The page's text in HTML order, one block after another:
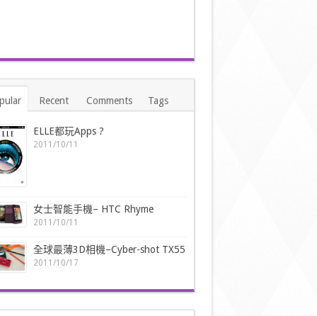
Recent Comments Tags
ELLE都玩Apps ?
2011/10/11
女士智能手機– HTC Rhyme
2011/10/11
全球最薄3D相機–Cyber-shot TX55
2011/10/17